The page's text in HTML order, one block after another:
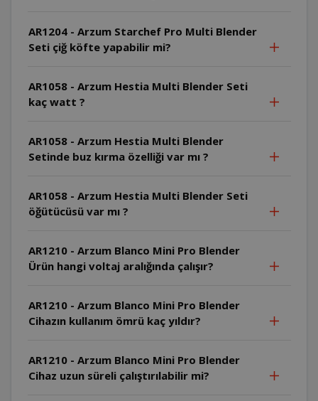
AR1204 - Arzum Starchef Pro Multi Blender
Seti çiğ köfte yapabilir mi?
AR1058 - Arzum Hestia Multi Blender Seti
kaç watt ?
AR1058 - Arzum Hestia Multi Blender
Setinde buz kırma özelliği var mı ?
AR1058 - Arzum Hestia Multi Blender Seti
öğütücüsü var mı ?
AR1210 - Arzum Blanco Mini Pro Blender
Ürün hangi voltaj aralığında çalışır?
AR1210 - Arzum Blanco Mini Pro Blender
Cihazın kullanım ömrü kaç yıldır?
AR1210 - Arzum Blanco Mini Pro Blender
Cihaz uzun süreli çalıştırılabilir mi?